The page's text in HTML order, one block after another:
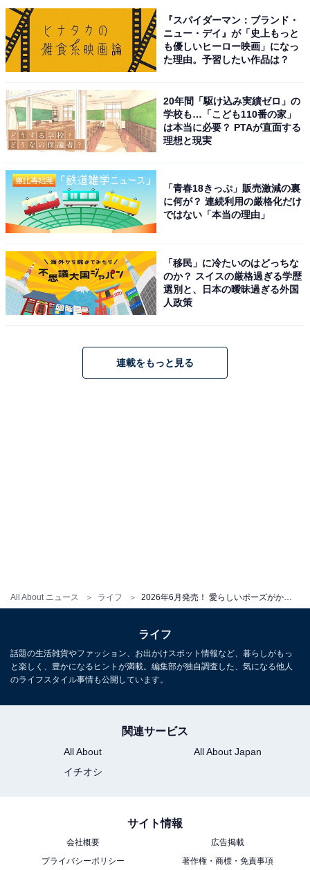
All About ニュース ライフ
・FRAGMENT EDITION
・パープル
・ブラック
・レッド
Amazonで見る
こちらもおすすめ
2026年6月発売！「サンリオキャラクターズ 手
作りおやつチャーム ＃アイシングクッキー＆パ
ッケージ」全6種が見逃せない【最新ガチャ情
報】
『スパイダーマン：ブランド・
ニュー・デイ』が「史上もっと
も優しいヒーロー映画」になっ
た理由。予習したい作品は？
20年間「駆け込み実績ゼロ」の
学校も…「こども110番の家」
は本当に必要？ PTAが直面する
理想と現実
「青春18きっぷ」販売激減の裏
に何が？ 連続利用の厳格化だけ
ではない「本当の理由」
「移民」に冷たいのはどっちな
のか？ スイスの厳格過ぎる学歴
選別と、日本の曖昧過ぎる外国
人政策
連載をもっと見る
ライフ
話題の生活雑貨やファッション、お出かけスポット情報など、暮らしがもっ
と楽しく、豊かになるヒントが満載。編集部が独自調査した、気になる他人
のライフスタイル事情も公開しています。
関連サービス
All About
All About Japan
イチオシ
サイト情報
会社概要
広告掲載
プライバシーポリシー
著作権・商標・免責事項